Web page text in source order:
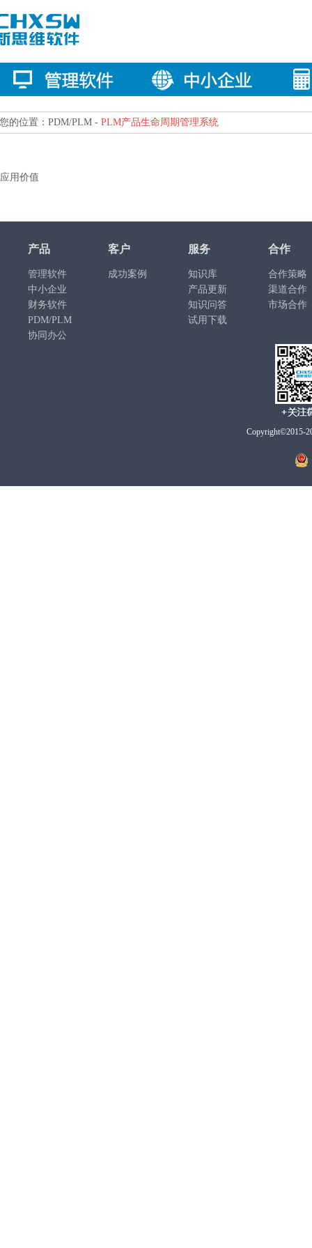
的位置：PDM/PLM - PLM产品生命周期管理系统
应用价值
产品
管理软件
中小企业
财务软件
PDM/PLM
协同办公
客户
成功案例
服务
知识库
产品更新
知识问答
试用下载
合作
合作策略
渠道合作
市场合作
Copyright©2015-